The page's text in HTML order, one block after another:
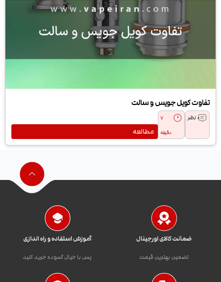
تفاوت کویل جویس و سالت
0 نظر 7
دقیقه مطالعه
ضمانت کالای اورجینال
تضمین بهترین قیمت
آموزش استفاده و راه اندازی
پس با خیال آسوده خرید کنید